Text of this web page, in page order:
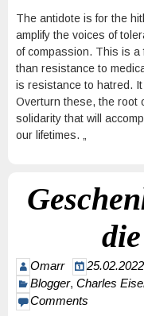
The antidote is for the
amplify the voices of
of compassion. This is a
than resistance to
is resistance to hatred.
Overturn these, the root
solidarity that will
our lifetimes. „
Omarr
25.02.2022
Blogger, Charles
Comments